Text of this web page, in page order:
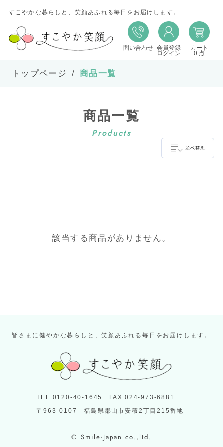
すこやかな暮らしと、笑顔あふれる毎日をお届けします。
問い合わせ 会員登録
ログイン
カート
0 点
トップページ 商品一覧
商品一覧
Products
並び替え
該当する商品がありません。
皆さまに健やかな暮らしと、笑顔あふれる毎日をお届けします。
TEL:0120-40-1645 FAX:024-973-6881
〒963-0107 福島県郡山市安積2丁目215番地
© Smile-Japan co.,ltd.